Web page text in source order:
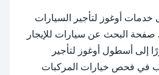
أوغوز لتأجير السيارات
الشاملة مع RentiCar. صفحة البحث عن سيارات للإيجار
إلى أسطول أوغوز لتأجير
في فحص خيارات المركبات